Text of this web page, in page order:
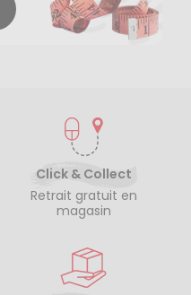
Click & Collect
Retrait gratuit en
magasin